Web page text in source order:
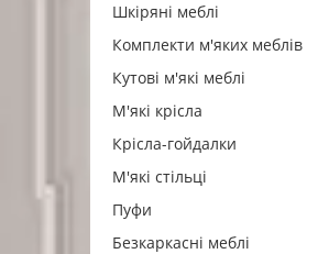
Шкіряні меблі
Комплекти м'яких меблів
Кутові м'які меблі
М'які крісла
Крісла-гойдалки
М'які стільці
Пуфи
Безкаркасні меблі